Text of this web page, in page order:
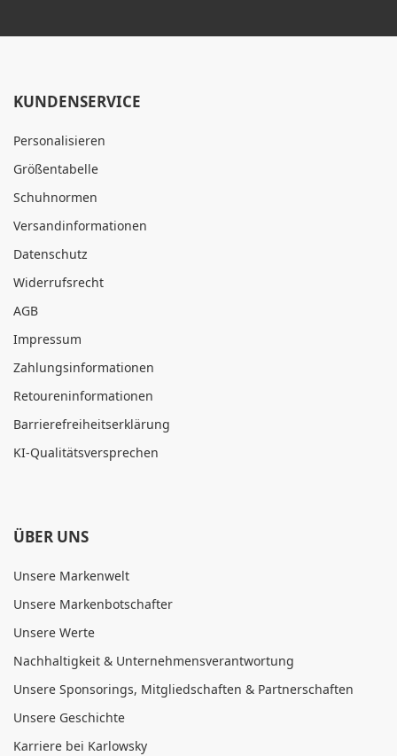
KUNDENSERVICE
Personalisieren
Größentabelle
Schuhnormen
Versandinformationen
Datenschutz
Widerrufsrecht
AGB
Impressum
Zahlungsinformationen
Retoureninformationen
Barrierefreiheitserklärung
KI-Qualitätsversprechen
ÜBER UNS
Unsere Markenwelt
Unsere Markenbotschafter
Unsere Werte
Nachhaltigkeit & Unternehmensverantwortung
Unsere Sponsorings, Mitgliedschaften & Partnerschaften
Unsere Geschichte
Karriere bei Karlowsky